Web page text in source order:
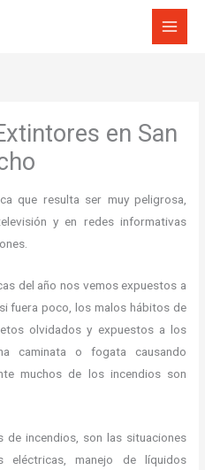
en San
que resulta ser muy peligrosa,
y en redes informativas
del año nos vemos expuestos a
fuera poco, los malos hábitos de
olvidados y expuestos a los
caminata o fogata causando
muchos de los incendios son
de incendios, son las situaciones
eléctricas, manejo de líquidos